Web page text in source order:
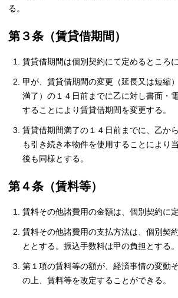
る。
第３条（賃貸借期間）
賃貸借期間は個別契約にて定めるところに
甲が、賃貸借期間の変更（延長又は短縮
満了）の１４日前までに乙に対し書面・
することにより賃貸借期間を変更する。
賃貸借期間満了の１４日前までに、乙か
も引き続き本物件を使用することにより
後も同様とする。
第４条（賃料等）
賃料その他諸費用の金額は、個別契約に
賃料その他諸費用の支払方法は、個別契
ととする。振込手数料は甲の負担とする。
第１項の賃料等の額が、経済事情の変動
の上、賃料等を改定することができる。